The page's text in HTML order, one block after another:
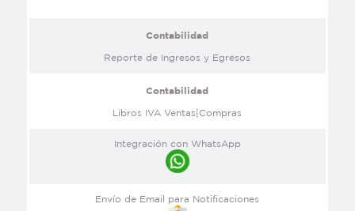
Contabilidad
Reporte de Ingresos y Egresos
Contabilidad
Libros IVA Ventas|Compras
Integración con WhatsApp
Envío de Email para Notificaciones